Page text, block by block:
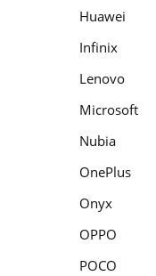
Huawei
Infinix
Lenovo
Microsoft
Nubia
OnePlus
Onyx
OPPO
POCO